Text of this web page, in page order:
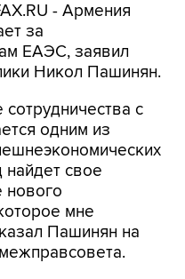
- Армения
за
ЕАЭС, заявил
Никол Пашинян.
с
одним из
найдет свое
нового
мне
Пашинян на